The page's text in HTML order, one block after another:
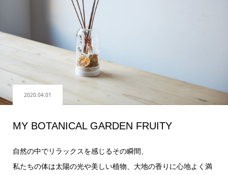
2020.04.01
MY BOTANICAL GARDEN FRUITY
自然の中でリラックスを感じるその瞬間、
私たちの体は太陽の光や美しい植物、大地の香りに心地よく満